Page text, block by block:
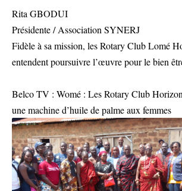
Rita GBODUI
Présidente / Association SYNERJ
Fidèle à sa mission, les Rotary Club Lomé
entendent poursuivre l’œuvre pour le bien
Belco TV : Womé : Les Rotary Club
une machine d’huile de palme aux femmes